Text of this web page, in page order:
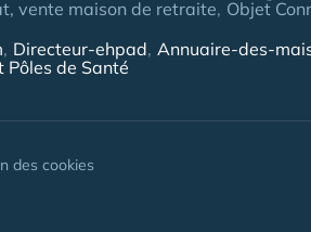
vente maison de retraite Objet
Directeur-ehpad Annuaire-des-
Pôles de Santé
des cookies